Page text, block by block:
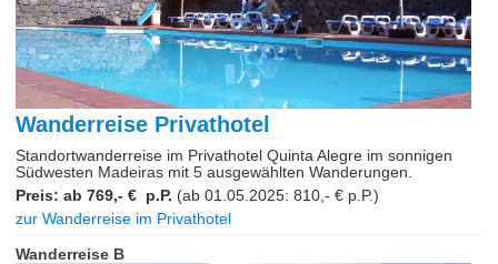
Wanderreise Privathotel
Standortwanderreise im Privathotel Quinta Alegre im sonnigen
Südwesten Madeiras mit 5 ausgewählten Wanderungen.
Preis: ab 769,- € p.P. (ab 01.05.2025: 810,- € p.P.)
zur Wanderreise im Privathotel
Wanderreise B